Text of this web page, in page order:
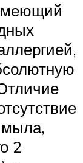
мыла,
2